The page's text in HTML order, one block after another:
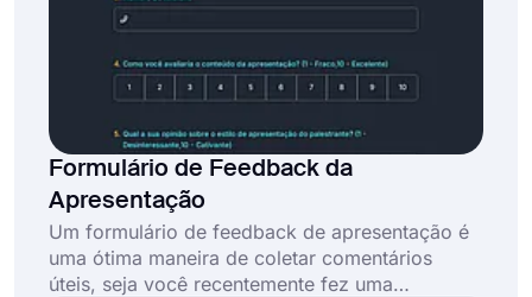
Formulário de Feedback da
Apresentação
Um formulário de feedback de apresentação é
uma ótima maneira de coletar comentários
úteis, seja você recentemente fez uma